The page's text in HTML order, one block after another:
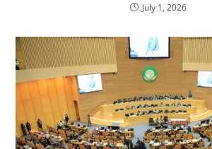
July 1, 2026